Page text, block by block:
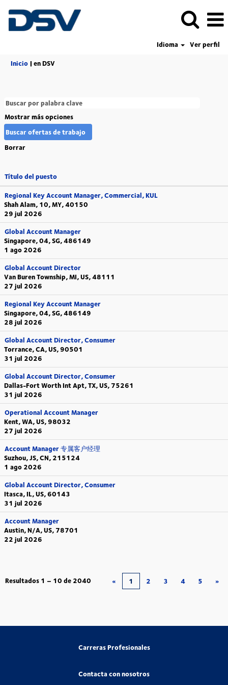
Idioma
Ver perfil
Inicio | en DSV(página
Mostrar más opciones
Borrar
Título del puesto
Regional Key Account Manager, Commercial, KUL
Shah Alam, 10, MY, 40150
29 jul 2026
Global Account Manager
Singapore, 04, SG, 486149
1 ago 2026
Global Account Director
Van Buren Township, MI, US, 48111
27 jul 2026
Regional Key Account Manager
Singapore, 04, SG, 486149
28 jul 2026
Global Account Director, Consumer
Torrance, CA, US, 90501
31 jul 2026
Global Account Director, Consumer
Dallas-Fort Worth Int Apt, TX, US, 75261
31 jul 2026
Operational Account Manager
Kent, WA, US, 98032
27 jul 2026
Account Manager 专属客户经理
Suzhou, JS, CN, 215124
1 ago 2026
Global Account Director, Consumer
Itasca, IL, US, 60143
31 jul 2026
Account Manager
Austin, N/A, US, 78701
22 jul 2026
Resultados 1 – 10 de 2040 « 1 2 3 4 5 »
Carreras Profesionales
Contacta con nosotros